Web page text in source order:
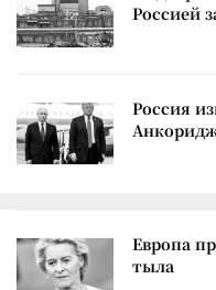
Россией
Россия
Европа
тыла